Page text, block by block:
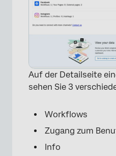
Auf der Detailseite
sehen Sie 3
Workflows
Zugang zum
Info